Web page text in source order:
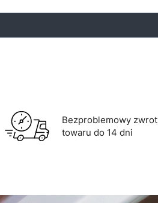
Bezproblemowy zwrot
towaru do 14 dni